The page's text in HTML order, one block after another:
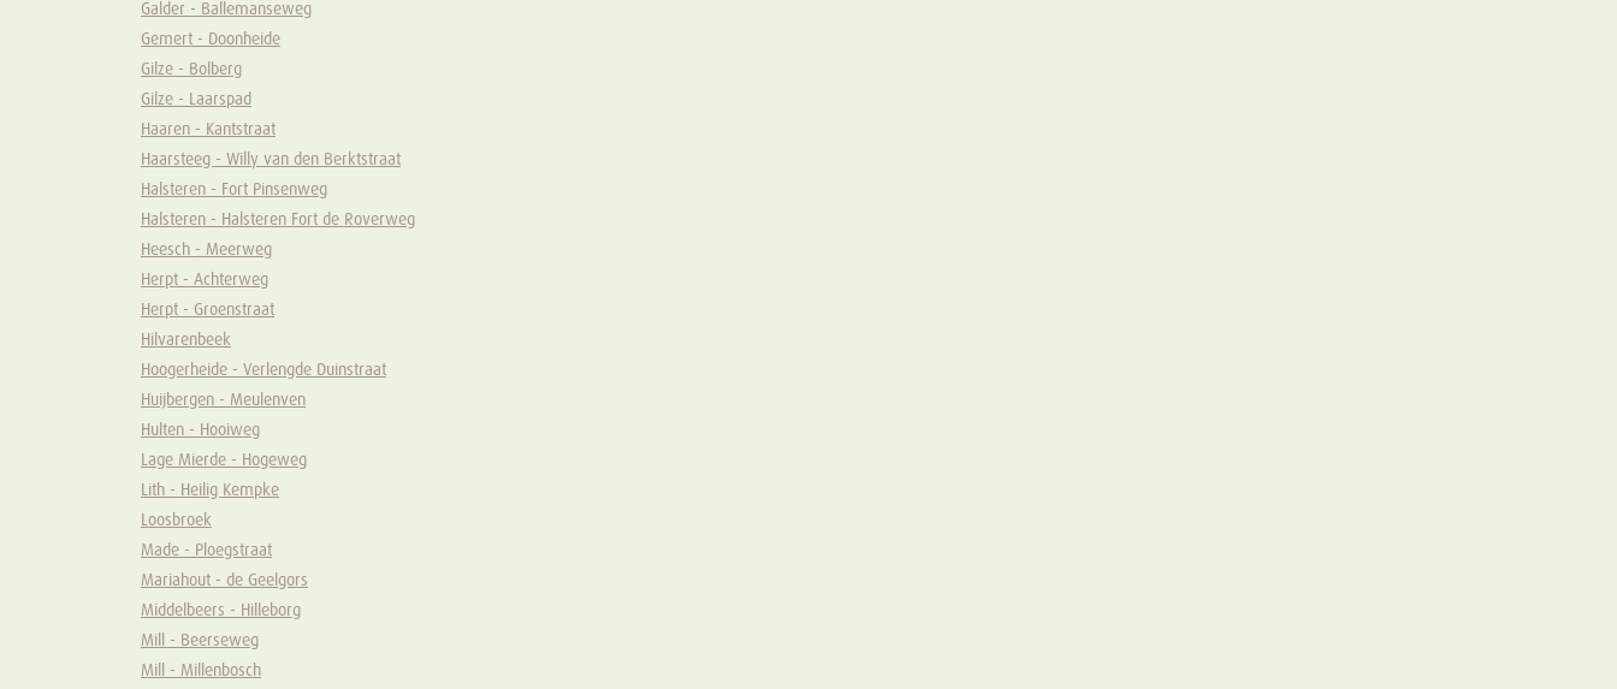
Galder - Ballemanseweg
Gemert - Doonheide
Gilze - Bolberg
Gilze - Laarspad
Haaren - Kantstraat
Haarsteeg - Willy van den Berktstraat
Halsteren - Fort Pinsenweg
Halsteren - Halsteren Fort de Roverweg
Heesch - Meerweg
Herpt - Achterweg
Herpt - Groenstraat
Hilvarenbeek
Hoogerheide - Verlengde Duinstraat
Huijbergen - Meulenven
Hulten - Hooiweg
Lage Mierde - Hogeweg
Lith - Heilig Kempke
Loosbroek
Made - Ploegstraat
Mariahout - de Geelgors
Middelbeers - Hilleborg
Mill - Beerseweg
Mill - Millenbosch